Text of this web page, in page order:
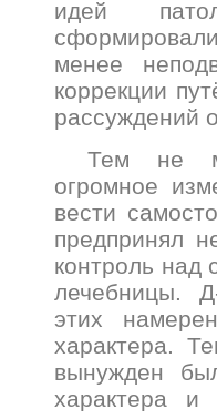
идей
менее
коррекции
рассуждений
Тем не
огромное
вести
предпринял
контроль над
лечебницы.
этих
характера.
вынужден
характера и